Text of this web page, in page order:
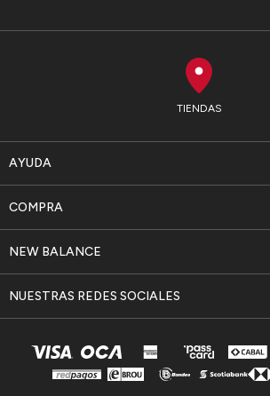
TIENDAS
AYUDA
NEW BALANCE
COMPRA
NUESTRAS REDES SOCIALES